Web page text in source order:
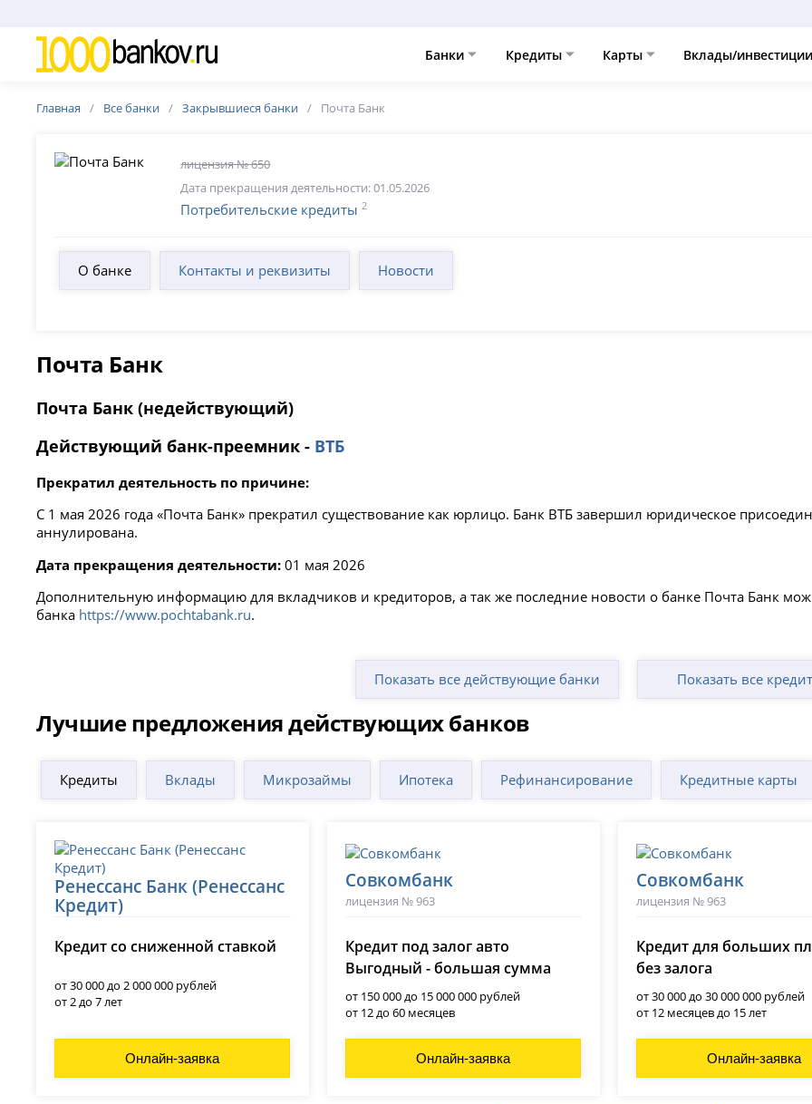
Банки Кредиты Карты Вклады/
Главная Все банки Закрывшиеся банки Почта Банк
лицензия № 650
Дата прекращения деятельности: 01.05.2026
Потребительские кредиты 2
О банке Контакты и реквизиты Новости
Почта Банк
Почта Банк (недействующий)
Действующий банк-преемник - ВТБ
Прекратил деятельность по причине:
С 1 мая 2026 года «Почта Банк» прекратил существование как юрлицо. Банк ВТБ завершил юридическое
аннулирована.
Дата прекращения деятельности:01 мая 2026
Дополнительную информацию для вкладчиков и кредиторов, а так же последние новости о банке Почта Банк
банка https://www.pochtabank.ru.
Показать все действующие банки Показать все
Лучшие предложения действующих банков
Кредиты Вклады Микрозаймы Ипотека Рефинансирование Кредитные карты
Ренессанс Банк (Ренессанс
Кредит)
Кредит со сниженной ставкой
от 30 000 до 2 000 000 рублей
от 2 до 7 лет
Онлайн-заявка
Совкомбанк
лицензия № 963
Кредит под залог авто
Выгодный - большая сумма
от 150 000 до 15 000 000 рублей
от 12 до 60 месяцев
Онлайн-заявка
Совкомбанк
лицензия № 963
Кредит для больших
без залога
от 30 000 до 30 000 000 рублей
от 12 месяцев до 15 лет
Онлайн-заявка